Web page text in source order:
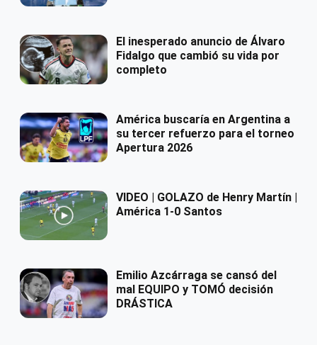
El inesperado anuncio de Álvaro
Fidalgo que cambió su vida por
completo
América buscaría en Argentina a
su tercer refuerzo para el torneo
Apertura 2026
VIDEO | GOLAZO de Henry Martín |
América 1-0 Santos
Emilio Azcárraga se cansó del
mal EQUIPO y TOMÓ decisión
DRÁSTICA